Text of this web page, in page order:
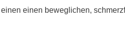
einen beweglichen,